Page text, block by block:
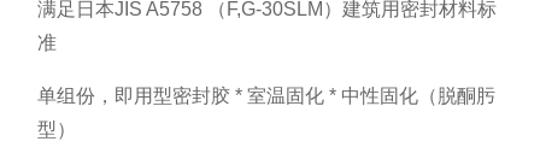
满足日本JIS A5758 （F,G-30SLM）建筑用密封材料标
准
单组份，即用型密封胶 * 室温固化 * 中性固化（脱酮肟
型）